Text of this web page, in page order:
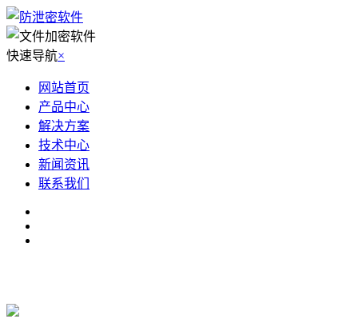
快速导航×
网站首页
产品中心
解决方案
技术中心
新闻资讯
联系我们